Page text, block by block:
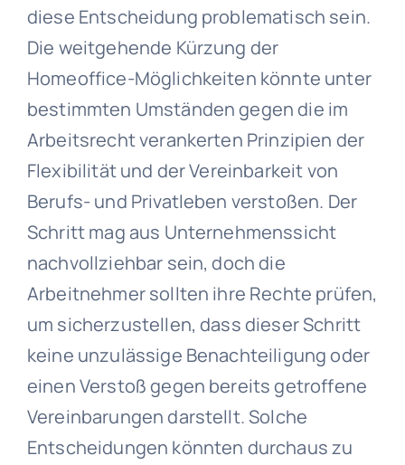
diese Entscheidung problematisch sein.
Die weitgehende Kürzung der
Homeoffice-Möglichkeiten könnte unter
bestimmten Umständen gegen die im
Arbeitsrecht verankerten Prinzipien der
Flexibilität und der Vereinbarkeit von
Berufs- und Privatleben verstoßen. Der
Schritt mag aus Unternehmenssicht
nachvollziehbar sein, doch die
Arbeitnehmer sollten ihre Rechte prüfen,
um sicherzustellen, dass dieser Schritt
keine unzulässige Benachteiligung oder
einen Verstoß gegen bereits getroffene
Vereinbarungen darstellt. Solche
Entscheidungen könnten durchaus zu